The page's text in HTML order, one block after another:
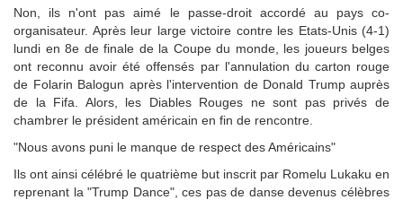
Non, ils n'ont pas aimé le passe-droit accordé au pays co-
organisateur. Après leur large victoire contre les Etats-Unis (4-1)
lundi en 8e de finale de la Coupe du monde, les joueurs belges
ont reconnu avoir été offensés par l'annulation du carton rouge
de Folarin Balogun après l'intervention de Donald Trump auprès
de la Fifa. Alors, les Diables Rouges ne sont pas privés de
chambrer le président américain en fin de rencontre.
"Nous avons puni le manque de respect des Américains"
Ils ont ainsi célébré le quatrième but inscrit par Romelu Lukaku en
reprenant la "Trump Dance", ces pas de danse devenus célèbres